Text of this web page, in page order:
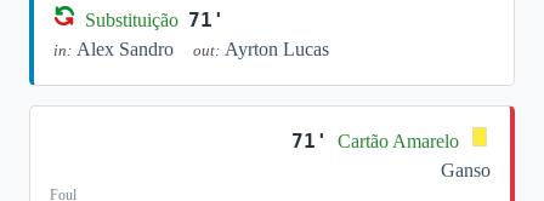
Substituição 71'
in: Alex Sandro out: Ayrton Lucas
71'
Cartão Amarelo
Ganso
Foul